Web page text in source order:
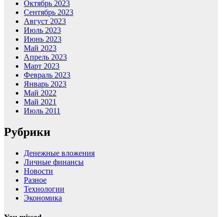
Октябрь 2023
Сентябрь 2023
Август 2023
Июль 2023
Июнь 2023
Май 2023
Апрель 2023
Март 2023
Февраль 2023
Январь 2023
Май 2022
Май 2021
Июль 2011
Рубрики
Денежные вложения
Личные финансы
Новости
Разное
Технологии
Экономика